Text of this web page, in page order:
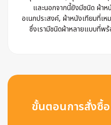
และนอกจากนี้ยังมีชนิด ผ้าห
อเนกประสงค์, ผ้าหนังเทียมที่เห
ซึ่งเรามีชนิดผ้าหลายแบบที่พ
ขั้นตอนการสั่งซื้อ